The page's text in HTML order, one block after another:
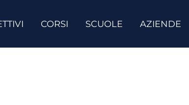
CORSI SCUOLE AZIENDE